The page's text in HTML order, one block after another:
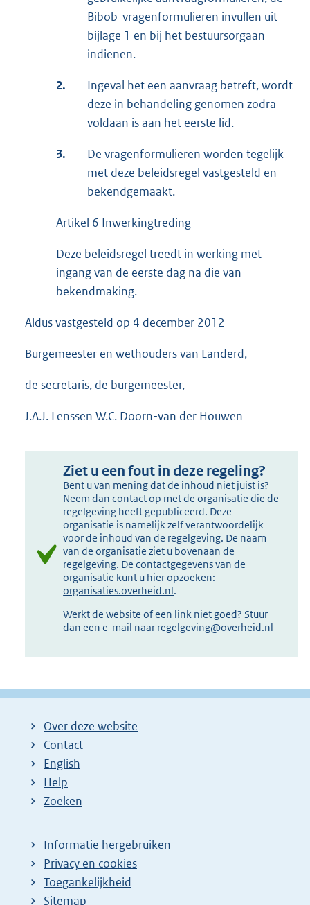
Bibob-vragenformulieren invullen uit
bijlage 1 en bij het bestuursorgaan
indienen.
2.
Ingeval het een aanvraag betreft, wordt
deze in behandeling genomen zodra
voldaan is aan het eerste lid.
3.
De vragenformulieren worden tegelijk
met deze beleidsregel vastgesteld en
bekendgemaakt.
Artikel 6 Inwerkingtreding
Deze beleidsregel treedt in werking met
ingang van de eerste dag na die van
bekendmaking.
Aldus vastgesteld op 4 december 2012
Burgemeester en wethouders van Landerd,
de secretaris, de burgemeester,
J.A.J. Lenssen W.C. Doorn-van der Houwen
Ziet u een fout in deze regeling?
Bent u van mening dat de inhoud niet juist is?
Neem dan contact op met de organisatie die de
regelgeving heeft gepubliceerd. Deze
organisatie is namelijk zelf verantwoordelijk
voor de inhoud van de regelgeving. De naam
van de organisatie ziet u bovenaan de
regelgeving. De contactgegevens van de
organisatie kunt u hier opzoeken:
organisaties.overheid.nl.
Werkt de website of een link niet goed? Stuur
dan een e-mail naar regelgeving@overheid.nl
Over deze website
Contact
English
Help
Zoeken
Informatie hergebruiken
Privacy en cookies
Toegankelijkheid
Sitemap